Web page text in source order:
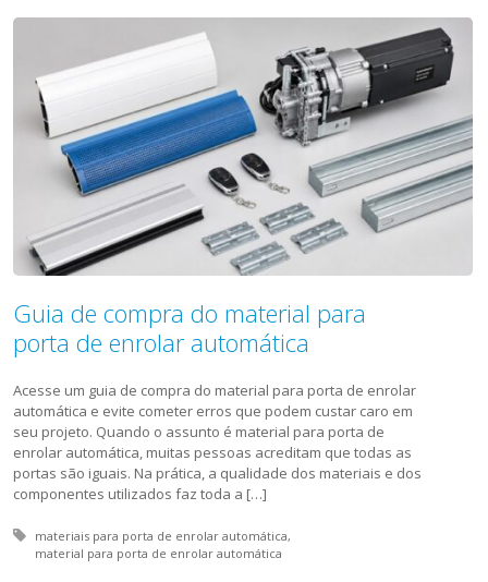
Guia de compra do material para
porta de enrolar automática
Acesse um guia de compra do material para porta de enrolar
automática e evite cometer erros que podem custar caro em
seu projeto. Quando o assunto é material para porta de
enrolar automática, muitas pessoas acreditam que todas as
portas são iguais. Na prática, a qualidade dos materiais e dos
componentes utilizados faz toda a […]
Tagged with:
materiais para porta de enrolar automática
material para porta de enrolar automática